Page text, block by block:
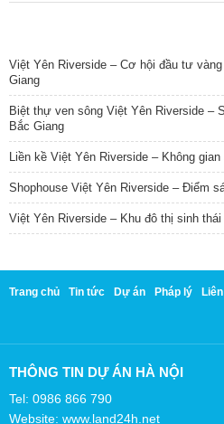
Việt Yên Riverside – Cơ hội đầu tư
Giang
Biệt thự ven sông Việt Yên Riverside –
Bắc Giang
Liền kề Việt Yên Riverside – Không
Shophouse Việt Yên Riverside – Điểm
Việt Yên Riverside – Khu đô thị sinh
Trang chủ Tin tức Dự án Pháp lý
THÔNG TIN DỰ ÁN HÀ NỘI
Tel: 0986 866 790
Website: www.land24h.net